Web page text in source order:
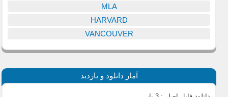
MLA
HARVARD
VANCOUVER
آمار دانلود و بازدید